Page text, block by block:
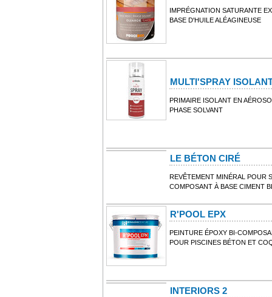
IMPRÉGNATION SATURANTE
BASE D'HUILE ALÉAGINEUSE
MULTI'SPRAY
PRIMAIRE ISOLANT EN
PHASE SOLVANT
LE BÉTON CIRÉ
REVÊTEMENT MINÉRAL POUR
COMPOSANT À BASE CIMENT
R'POOL EPX
PEINTURE ÉPOXY BI-
POUR PISCINES BÉTON ET
INTERIORS 2